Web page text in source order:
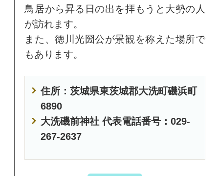
鳥居から昇る日の出を拝もうと大勢の人
が訪れます。
また、徳川光圀公が景観を称えた場所で
もあります。
住所：茨城県東茨城郡大洗町磯浜町
6890
大洗磯前神社 代表電話番号：029-
267-2637